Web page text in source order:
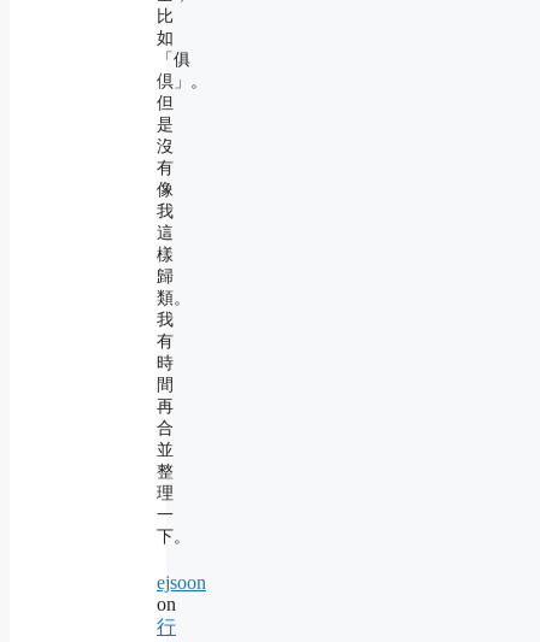
比
如
「俱
倶」。
但
是
沒
有
像
我
這
樣
歸
類。
我
有
時
間
再
合
並
整
理
一
下。
ejsoon
on
行